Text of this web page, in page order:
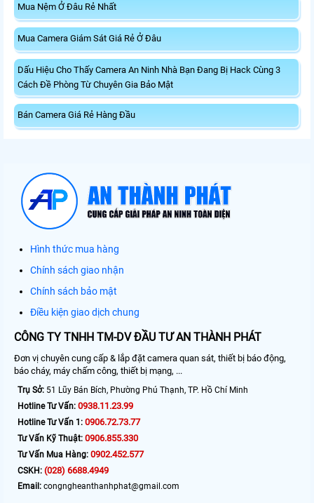
Mua Nệm Ở Đâu Rẻ Nhất
Mua Camera Giám Sát Giá Rẻ Ở Đâu
Dấu Hiệu Cho Thấy Camera An Ninh Nhà Bạn Đang Bị Hack Cùng 3
Cách Đề Phòng Từ Chuyên Gia Bảo Mật
Bán Camera Giá Rẻ Hàng Đầu
Hình thức mua hàng
Chính sách giao nhận
Chính sách bảo mật
Điều kiện giao dịch chung
CÔNG TY TNHH TM-DV ĐẦU TƯ AN THÀNH PHÁT
Đơn vị chuyên cung cấp & lắp đặt camera quan sát, thiết bị báo động,
báo cháy, máy chấm công, thiết bị mạng, ...
Trụ Sở: 51 Lũy Bán Bích, Phường Phú Thạnh, TP. Hồ Chí Minh
Hotline Tư Vấn: 0938.11.23.99
Hotline Tư Vấn 1: 0906.72.73.77
Tư Vấn Kỹ Thuật: 0906.855.330
Tư Vấn Mua Hàng: 0902.452.577
CSKH: (028) 6688.4949
Email: congngheanthanhphat@gmail.com